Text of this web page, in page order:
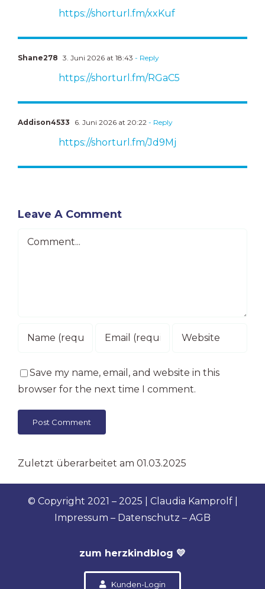
https://shorturl.fm/xxKuf
Shane278 3. Juni 2026 at 18:43 - Reply
https://shorturl.fm/RGaC5
Addison4533 6. Juni 2026 at 20:22 - Reply
https://shorturl.fm/Jd9Mj
Leave A Comment
Comment
Save my name, email, and website in this
browser for the next time I comment.
Zuletzt überarbeitet am 01.03.2025
© Copyright 2021 – 2025 | Claudia Kamprolf
Impressum – Datenschutz – AGB
zum herzkindblog 💛
Kunden-Login